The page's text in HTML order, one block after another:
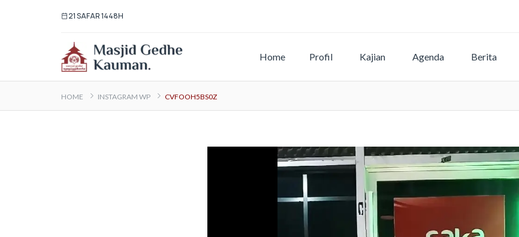
21 SAFAR 1448H
Home Profil Kajian Agenda Berita
HOME INSTAGRAM WP CVFOOH5BS0Z